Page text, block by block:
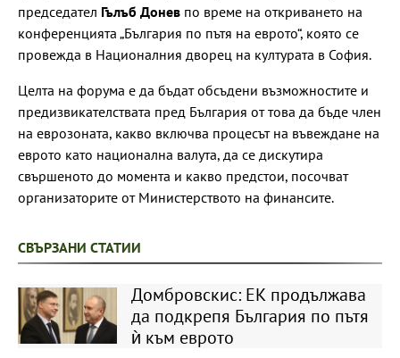
председател Гълъб Донев по време на откриването на
конференцията „България по пътя на еврото“, която се
провежда в Националния дворец на културата в София.
Целта на форума е да бъдат обсъдени възможностите и
предизвикателствата пред България от това да бъде член
на еврозоната, какво включва процесът на въвеждане на
еврото като национална валута, да се дискутира
свършеното до момента и какво предстои, посочват
организаторите от Министерството на финансите.
СВЪРЗАНИ СТАТИИ
Домбровскис: ЕК продължава
да подкрепя България по пътя
ѝ към еврото